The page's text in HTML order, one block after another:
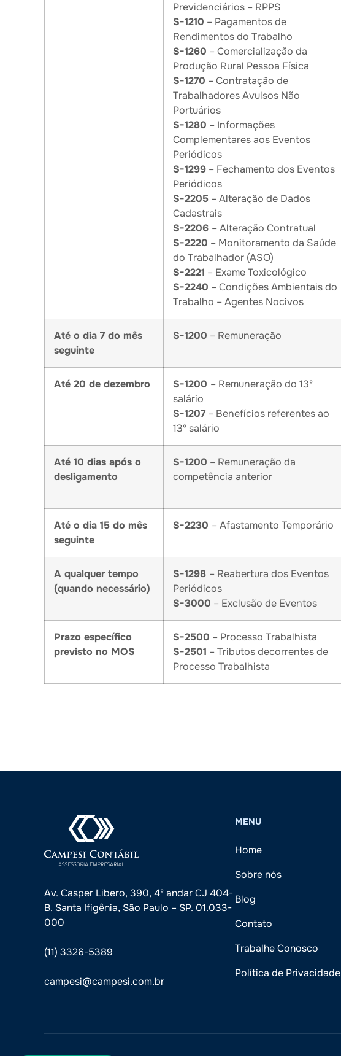
Previdenciários – RPPS
S-1210 – Pagamentos de
Rendimentos do Trabalho
S-1260 – Comercialização da
Produção Rural Pessoa Física
S-1270 – Contratação de
Trabalhadores Avulsos Não
Portuários
S-1280 – Informações
Complementares aos Eventos
Periódicos
S-1299 – Fechamento dos Eventos
Periódicos
S-2205 – Alteração de Dados
Cadastrais
S-2206 – Alteração Contratual
S-2220 – Monitoramento da Saúde
do Trabalhador (ASO)
S-2221 – Exame Toxicológico
S-2240 – Condições Ambientais do
Trabalho – Agentes Nocivos
Até o dia 7 do mês
seguinte
S-1200 – Remuneração
Até 20 de dezembro S-1200 – Remuneração do 13º
salário
S-1207 – Benefícios referentes ao
13º salário
Até 10 dias após o
desligamento
S-1200 – Remuneração da
competência anterior
Até o dia 15 do mês
seguinte
S-2230 – Afastamento Temporário
A qualquer tempo
(quando necessário)
S-1298 – Reabertura dos Eventos
Periódicos
S-3000 – Exclusão de Eventos
Prazo específico
previsto no MOS
S-2500 – Processo Trabalhista
S-2501 – Tributos decorrentes de
Processo Trabalhista
Av. Casper Libero, 390, 4º andar CJ 404-
B. Santa Ifigênia, São Paulo – SP. 01.033-
000
(11) 3326-5389
campesi@campesi.com.br
MENU
Home
Sobre nós
Blog
Contato
Trabalhe Conosco
Política de Privacidade